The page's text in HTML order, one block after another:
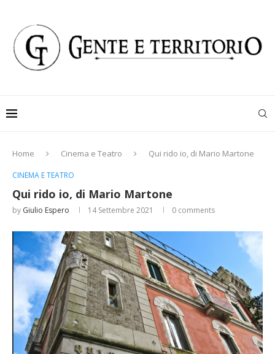
Home Cinema e Teatro Qui rido io, di Mario Martone
CINEMA E TEATRO
Qui rido io, di Mario Martone
by Giulio Espero 14 Settembre 2021 0 comments